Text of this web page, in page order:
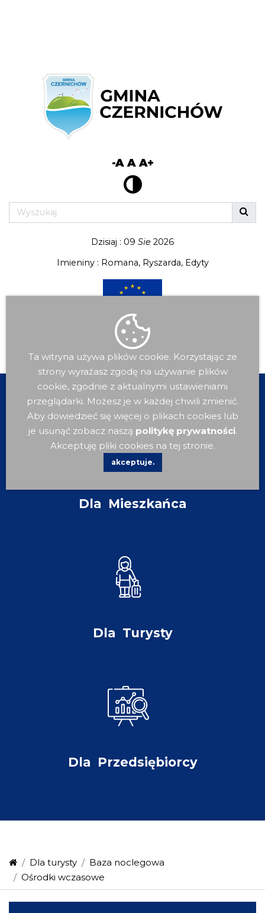
-AAA+
Dzisiaj : 09 Sie 2026
Imieniny : Romana, Ryszarda, Edyty
Dla Mieszkańca
Dla Turysty
Dla Przedsiębiorcy
Dla turysty
Baza noclegowa
Ośrodki wczasowe
Ta witryna używa plików cookie. Korzystając ze
strony wyrażasz zgodę na używanie plików
cookie, zgodnie z aktualnymi ustawieniami
przeglądarki. Możesz je w każdej chwili zmienić.
Aby dowiedzieć się więcej o plikach cookies lub
je usunąć zobacz naszą politykę prywatności.
Akceptuję pliki cookies na tej stronie.
akceptuje.